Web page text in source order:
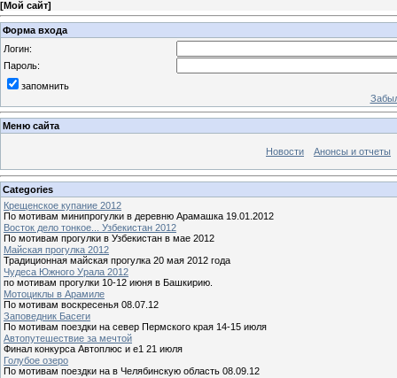
[Мой сайт]
Форма входа
Логин:
Пароль:
запомнить
Меню сайта
Новости Анонсы и отчеты
Categories
Крещенское купание 2012
По мотивам минипрогулки в деревню Арамашка 19.01.2012
Восток дело тонкое... Узбекистан 2012
По мотивам прогулки в Узбекистан в мае 2012
Майская прогулка 2012
Традиционная майская прогулка 20 мая 2012 года
Чудеса Южного Урала 2012
по мотивам прогулки 10-12 июня в Башкирию.
Мотоциклы в Арамиле
По мотивам воскресенья 08.07.12
Заповедник Басеги
По мотивам поездки на север Пермского края 14-15 июля
Автопутешествие за мечтой
Финал конкурса Автоплюс и е1 21 июля
Голубое озеро
По мотивам поездки на в Челябинскую область 08.09.12